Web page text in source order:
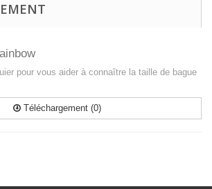
pour vous aider à connaître la taille de bague
Téléchargement (0)